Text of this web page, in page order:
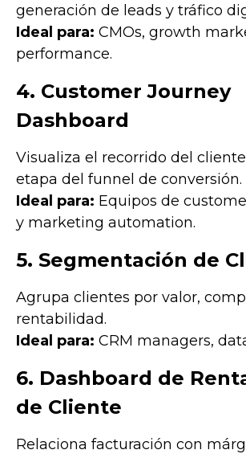
generación de leads y tráfico
Ideal para: CMOs, growth
performance.
4. Customer Journey
Dashboard
Visualiza el recorrido del
etapa del funnel de conversión.
Ideal para: Equipos de
y marketing automation.
5. Segmentación de
Agrupa clientes por valor,
rentabilidad.
Ideal para: CRM managers,
6. Dashboard de
de Cliente
Relaciona facturación con